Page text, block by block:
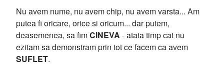
Nu avem nume, nu avem chip, nu avem varsta... Am
putea fi oricare, orice si oricum... dar putem,
deasemenea, sa fimCINEVA - atata timp cat nu
ezitam sa demonstram prin tot ce facem ca avem
SUFLET.